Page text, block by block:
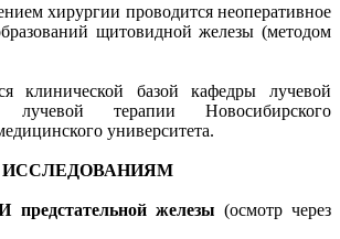
хирургии проводится неоперативное
щитовидной железы (методом
клинической базой кафедры лучевой
терапии Новосибирского
университета.
ИССЛЕДОВАНИЯМ
предстательной железы (осмотр через